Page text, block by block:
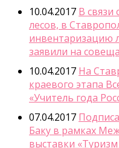
10.04.2017 В
лесов, в
инвентаризацию
заявили на
10.04.2017 На
краевого этапа
«Учитель года
07.04.2017
Баку в рамках
выставки